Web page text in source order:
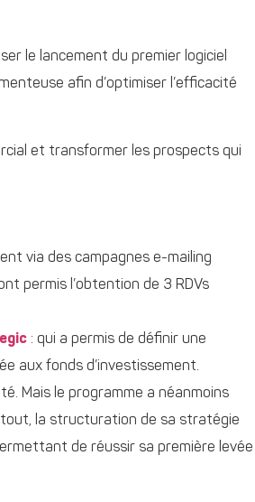
le lancement du premier logiciel
afin d’optimiser l’efficacité
et transformer les prospects qui
via des campagnes e-mailing
permis l’obtention de 3 RDVs
: qui a permis de définir une
aux fonds d’investissement.
Mais le programme a néanmoins
la structuration de sa stratégie
de réussir sa première levée